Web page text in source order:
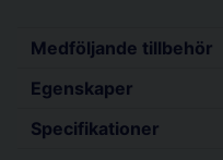
Medföljande tillbehör
Slipskiva
Avvibrerat
Egenskaper
Mycket stark och
Specifikationer